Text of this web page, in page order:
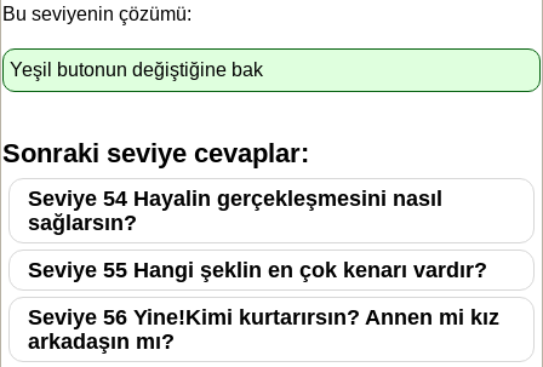
Bu seviyenin çözümü:
Yeşil butonun değiştiğine bak
Sonraki seviye cevaplar:
Seviye 54 Hayalin gerçekleşmesini nasıl
sağlarsın?
Seviye 55 Hangi şeklin en çok kenarı vardır?
Seviye 56 Yine!Kimi kurtarırsın? Annen mi kız
arkadaşın mı?